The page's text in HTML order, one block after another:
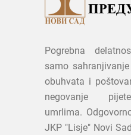
Pogrebna
samo
obuhvata i
negovanje
umrlima.
JKP "Lisje" Novi